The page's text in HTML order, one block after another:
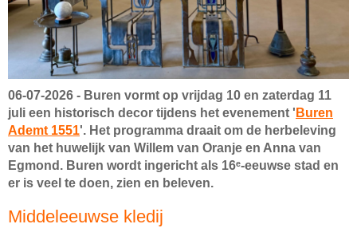
06-07-2026 - Buren vormt op vrijdag 10 en zaterdag 11
juli een historisch decor tijdens het evenement ' Buren
Ademt 1551'. Het programma draait om de herbeleving
van het huwelijk van Willem van Oranje en Anna van
Egmond. Buren wordt ingericht als 16ᵉ-eeuwse stad en
er is veel te doen, zien en beleven.
Middeleeuwse kledij